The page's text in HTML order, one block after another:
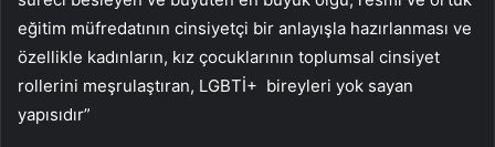
eğitim müfredatının cinsiyetçi bir anlayışla hazırlanması ve
özellikle kadınların, kız çocuklarının toplumsal cinsiyet
rollerini meşrulaştıran, LGBTİ+ bireyleri yok sayan
yapısıdır”